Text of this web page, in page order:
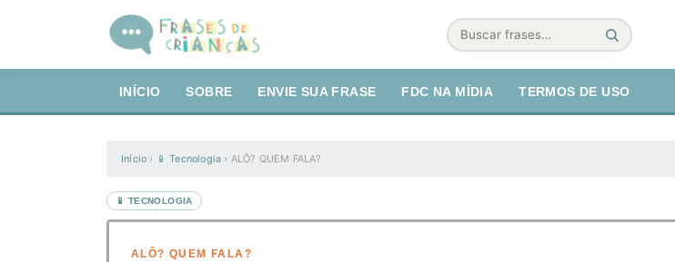
Buscar
INÍCIO SOBRE ENVIE SUA FRASE FDC NA MÍDIA TERMOS DE USO
Início › 📱 Tecnologia › ALÔ? QUEM FALA?
📱 TECNOLOGIA
ALÔ? QUEM FALA?